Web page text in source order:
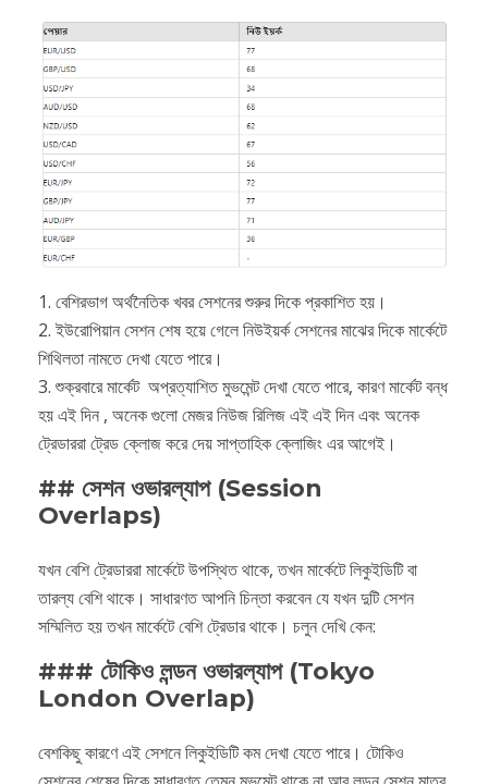
1. বেশিরভাগ অর্থনৈতিক খবর সেশনের শুরুর দিকে প্রকাশিত হয়।
2. ইউরোপিয়ান সেশন শেষ হয়ে গেলে নিউইয়র্ক সেশনের মাঝের দিকে মার্কেটে
শিথিলতা নামতে দেখা যেতে পারে।
3. শুক্রবারে মার্কেট অপ্রত্যাশিত মুভমেন্ট দেখা যেতে পারে, কারণ মার্কেট বন্ধ
হয় এই দিন , অনেক গুলো মেজর নিউজ রিলিজ এই এই দিন এবং অনেক
ট্রেডাররা ট্রেড ক্লোজ করে দেয় সাপ্তাহিক ক্লোজিং এর আগেই।
## সেশন ওভারল্যাপ (Session
Overlaps)
যখন বেশি ট্রেডাররা মার্কেটে উপস্থিত থাকে, তখন মার্কেটে লিকুইডিটি বা
তারল্য বেশি থাকে। সাধারণত আপনি চিন্তা করবেন যে যখন দুটি সেশন
সম্মিলিত হয় তখন মার্কেটে বেশি ট্রেডার থাকে। চলুন দেখি কেন:
### টোকিও লন্ডন ওভারল্যাপ (Tokyo
London Overlap)
বেশকিছু কারণে এই সেশনে লিকুইডিটি কম দেখা যেতে পারে। টোকিও